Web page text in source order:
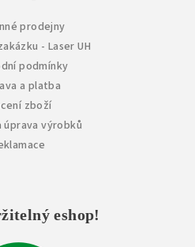
prodejny
- Laser UH
podmínky
a platba
zboží
úprava výrobků
eshop!